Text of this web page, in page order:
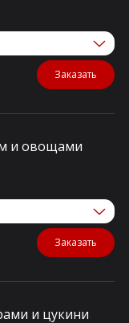
Заказать
и овощами
Заказать
и цукини